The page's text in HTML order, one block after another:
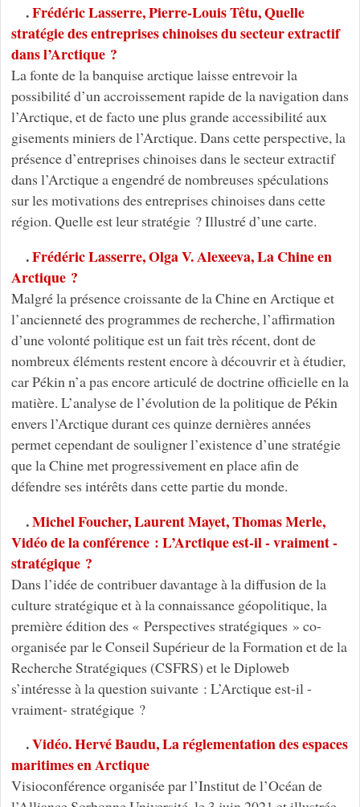
.Frédéric Lasserre, Pierre-Louis Têtu, Quelle
stratégie des entreprises chinoises du secteur extractif
dans l’Arctique ?
La fonte de la banquise arctique laisse entrevoir la
possibilité d’un accroissement rapide de la navigation dans
l’Arctique, et de facto une plus grande accessibilité aux
gisements miniers de l’Arctique. Dans cette perspective, la
présence d’entreprises chinoises dans le secteur extractif
dans l’Arctique a engendré de nombreuses spéculations
sur les motivations des entreprises chinoises dans cette
région. Quelle est leur stratégie ? Illustré d’une carte.
.Frédéric Lasserre, Olga V. Alexeeva, La Chine en
Arctique ?
Malgré la présence croissante de la Chine en Arctique et
l’ancienneté des programmes de recherche, l’affirmation
d’une volonté politique est un fait très récent, dont de
nombreux éléments restent encore à découvrir et à étudier,
car Pékin n’a pas encore articulé de doctrine officielle en la
matière. L’analyse de l’évolution de la politique de Pékin
envers l’Arctique durant ces quinze dernières années
permet cependant de souligner l’existence d’une stratégie
que la Chine met progressivement en place afin de
défendre ses intérêts dans cette partie du monde.
.Michel Foucher, Laurent Mayet, Thomas Merle,
Vidéo de la conférence : L’Arctique est-il - vraiment -
stratégique ?
Dans l’idée de contribuer davantage à la diffusion de la
culture stratégique et à la connaissance géopolitique, la
première édition des « Perspectives stratégiques » co-
organisée par le Conseil Supérieur de la Formation et de la
Recherche Stratégiques (CSFRS) et le Diploweb
s’intéresse à la question suivante : L’Arctique est-il -
vraiment- stratégique ?
.Vidéo. Hervé Baudu, La réglementation des espaces
maritimes en Arctique
Visioconférence organisée par l’Institut de l’Océan de